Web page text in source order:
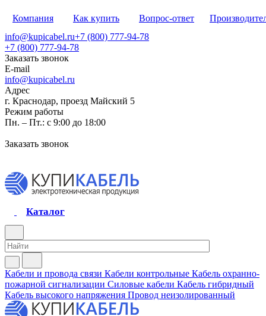
Компания Как купить Вопрос-ответ
info@kupicabel.ru+7 (800) 777-94-78
+7 (800) 777-94-78
Заказать звонок
E-mail
info@kupicabel.ru
Адрес
г. Краснодар, проезд Майский 5
Режим работы
Пн. – Пт.: с 9:00 до 18:00
Заказать звонок
Каталог
Кабели и провода связи Кабели контрольные Кабель охранно-
пожарной сигнализации Силовые кабели Кабель гибридный
Кабель высокого напряжения Провод неизолированный